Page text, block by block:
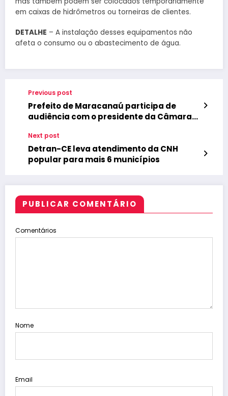
em caixas de hidrômetros ou torneiras de clientes.
DETALHE – A instalação desses equipamentos não
afeta o consumo ou o abastecimento de água.
Previous post
Prefeito de Maracanaú participa de
audiência com o presidente da Câmara
Next post
Detran-CE leva atendimento da CNH
popular para mais 6 municípios
PUBLICAR COMENTÁRIO
Comentários
Nome
Email